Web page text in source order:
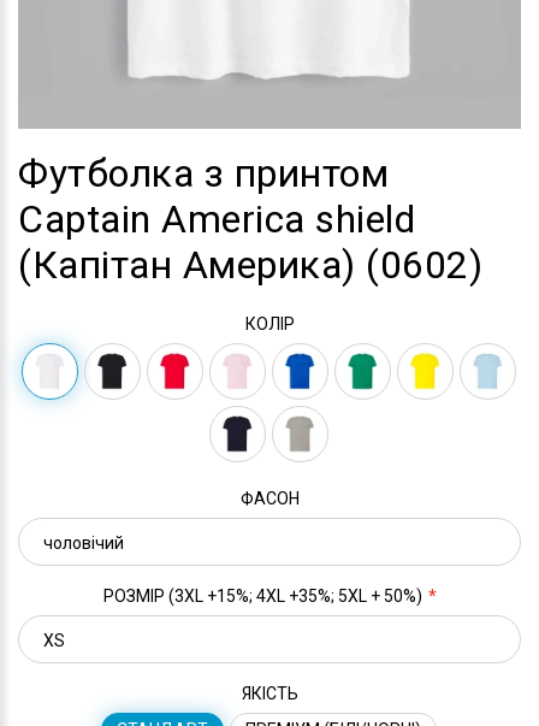
Футболка з принтом
Captain America shield
(Капітан Америка) (0602)
КОЛІР
ФАСОН
РОЗМІР (3XL +15%; 4XL +35%; 5XL + 50%)
ЯКІСТЬ